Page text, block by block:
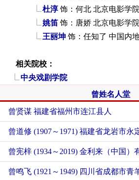
杜淳 饰：何北 北京电影学院
姚笛 饰：唐娇 北京电影学院
王丽坤 饰：任知了 中国内
相关院校：
中央戏剧学院
曾姓名人堂
曾贤谋 福建省福州市连江县人
曾道修 (1907～1971) 福建省龙岩市永
曾鸣飞 (1921～1949) 四川省成都市青